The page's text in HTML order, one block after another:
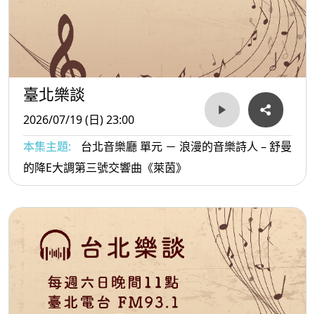
臺北樂談
2026/07/19 (日) 23:00
本集主題:
台北音樂廳 單元 － 浪漫的音樂詩人 – 舒曼
的降E大調第三號交響曲《萊茵》